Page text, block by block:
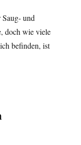
und
doch wie viele
befinden, ist